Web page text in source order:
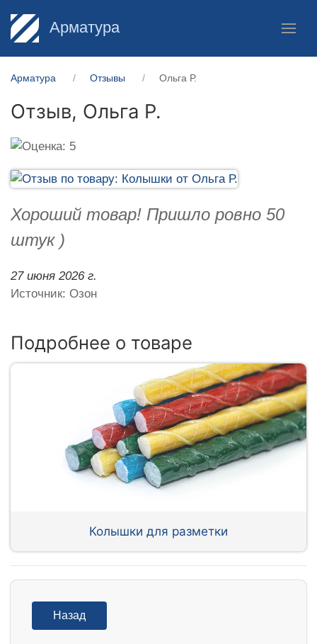
Арматура
Арматура Отзывы Ольга Р.
Отзыв, Ольга Р.
Хороший товар! Пришло ровно 50
штук )
27 июня 2026 г.
Источник: Озон
Подробнее о товаре
Колышки для разметки
Назад